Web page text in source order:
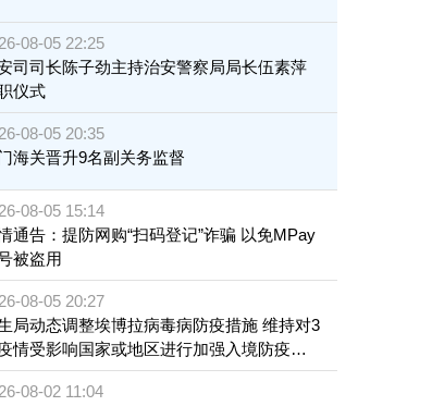
08-05 22:25
司司长陈子劲主持治安警察局局长伍素萍
仪式
08-05 20:35
海关晋升9名副关务监督
08-05 15:14
通告：提防网购“扫码登记”诈骗 以免MPay
被盗用
08-05 20:27
局动态调整埃博拉病毒病防疫措施 维持对3
情受影响国家或地区进行加强入境防疫措
08-02 11:04